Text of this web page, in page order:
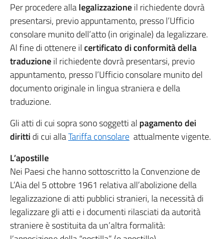
Per procedere allalegalizzazioneil richiedente dovrà
presentarsi, previo appuntamento, presso l’Ufficio
consolare munito dell’atto (in originale) da legalizzare.
Al fine di ottenere ilcertificato di conformità della
traduzioneil richiedente dovrà presentarsi, previo
appuntamento, presso l’Ufficio consolare munito del
documento originale in lingua straniera e della
traduzione.
Gli atti di cui sopra sono soggetti al pagamento dei
dirittidi cui allaTariffa consolare attualmente vigente.
L’apostille
Nei Paesi che hanno sottoscritto la Convenzione de
L’Aia del 5 ottobre 1961 relativa all’abolizione della
legalizzazione di atti pubblici stranieri, la necessità di
legalizzare gli atti e i documenti rilasciati da autorità
straniere è sostituita da un’altra formalità: